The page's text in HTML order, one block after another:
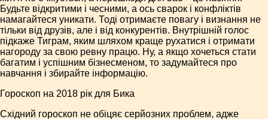
Будьте відкритими і чесними, а ось сварок і конфліктів
намагайтеся уникати. Тоді отримаєте повагу і визнання не
тільки від друзів, але і від конкурентів. Внутрішній голос
підкаже Тиграм, яким шляхом краще рухатися і отримати
нагороду за свою ревну працю. Ну, а якщо хочеться стати
багатим і успішним бізнесменом, то задумайтеся про
навчання і збирайте інформацію.
Гороскоп на 2018 рік для Бика
Східний гороскоп не обіцяє серйозних проблем, адже